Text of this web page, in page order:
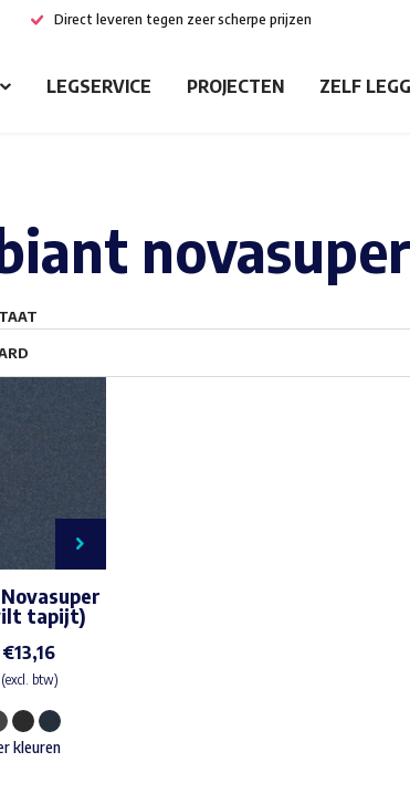
Direct leveren tegen zeer scherpe prijzen
LEGSERVICE PROJECTEN ZELF
tapijt)
€13,16
btw)
Dit
kleuren